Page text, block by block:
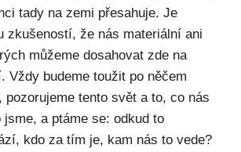
tady na zemi přesahuje. Je
zkušeností, že nás materiální ani
můžeme dosahovat zde na
Vždy budeme toužit po něčem
tento svět a to, co nás
jsme, a ptáme se: odkud to
kdo za tím je, kam nás to vede?